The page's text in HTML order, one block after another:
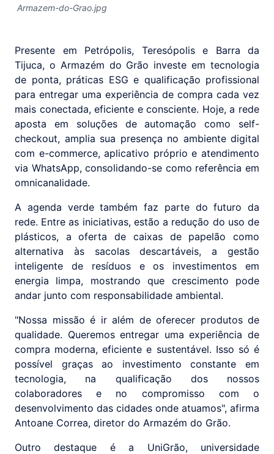
Armazem-do-Grao.jpg
Presente em Petrópolis, Teresópolis e Barra da
Tijuca, o Armazém do Grão investe em tecnologia
de ponta, práticas ESG e qualificação profissional
para entregar uma experiência de compra cada vez
mais conectada, eficiente e consciente. Hoje, a rede
aposta em soluções de automação como self-
checkout, amplia sua presença no ambiente digital
com e-commerce, aplicativo próprio e atendimento
via WhatsApp, consolidando-se como referência em
omnicanalidade.
A agenda verde também faz parte do futuro da
rede. Entre as iniciativas, estão a redução do uso de
plásticos, a oferta de caixas de papelão como
alternativa às sacolas descartáveis, a gestão
inteligente de resíduos e os investimentos em
energia limpa, mostrando que crescimento pode
andar junto com responsabilidade ambiental.
"Nossa missão é ir além de oferecer produtos de
qualidade. Queremos entregar uma experiência de
compra moderna, eficiente e sustentável. Isso só é
possível graças ao investimento constante em
tecnologia, na qualificação dos nossos
colaboradores e no compromisso com o
desenvolvimento das cidades onde atuamos", afirma
Antoane Correa, diretor do Armazém do Grão.
Outro destaque é a UniGrão, universidade